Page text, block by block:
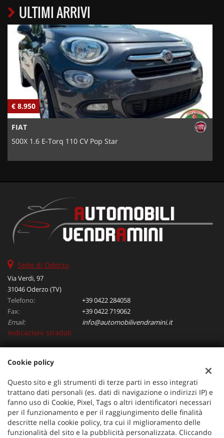
ULTIMI ARRIVI
€ 8.950
FIAT
500X 1.6 E-Torq 110 CV Pop Star
Sede di Oderzo
Via Verdi, 97
31046 Oderzo (TV)
Telefono:
+39 0422 284058
Fax:
+39 0422 719062
Email:
info@automobilivendramini.it
Indicazioni stradali
Dati fiscali:
Automobili Vendramini srl
Via Verdi, 97, Oderzo (TV)
C.F/P.IVA:04823130267
Registro delle imprese:TV
Cookie policy
Questo sito e gli strumenti di terze parti in esso integrati
trattano dati personali (es. dati di navigazione o indirizzi IP) e
fanno uso di Cookie, Pixel, Tags o altri identificatori necessari
per il funzionamento e per il raggiungimento delle finalità
descritte nella cookie policy, tra cui il miglioramento delle
funzionalità del sito e la pubblicità personalizzata. Cliccando